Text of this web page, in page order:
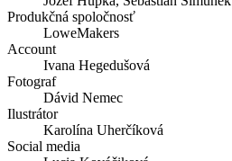
Produkčná spoločnosť
LoweMakers
Account
Ivana Hegedušová
Fotograf
Dávid Nemec
Ilustrátor
Karolína Uherčíková
Social media